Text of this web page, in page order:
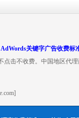
AdWords关键字广告收费标
点击不收费。中国地区代